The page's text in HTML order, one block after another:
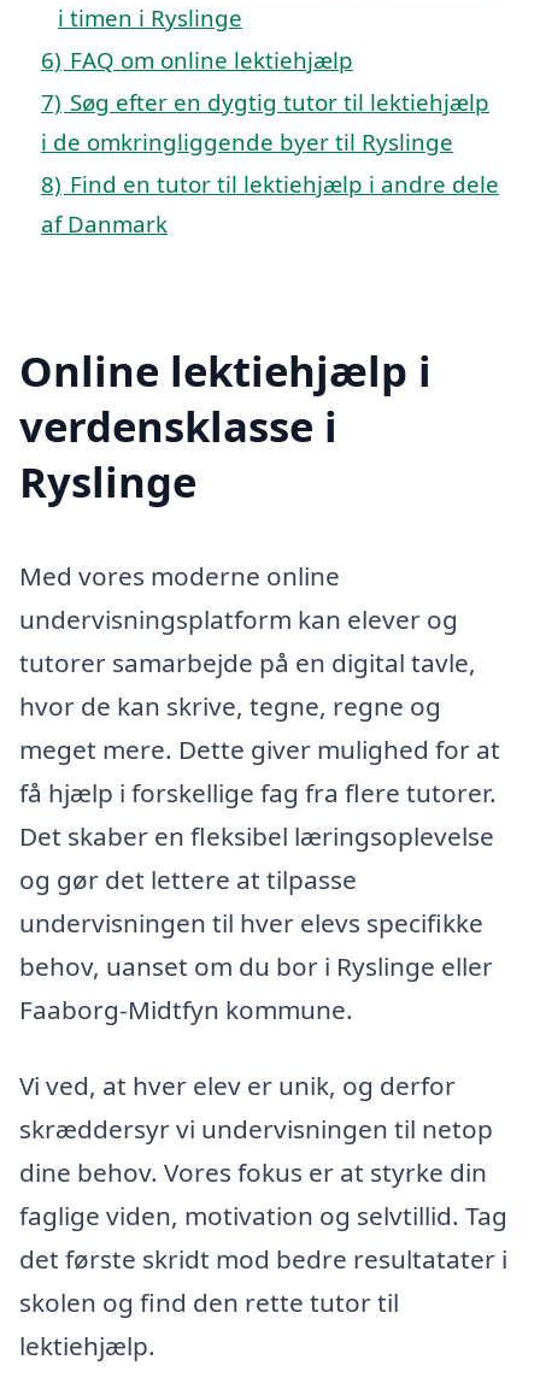
i timen i Ryslinge
6) FAQ om online lektiehjælp
7) Søg efter en dygtig tutor til lektiehjælp
i de omkringliggende byer til Ryslinge
8) Find en tutor til lektiehjælp i andre dele
af Danmark
Online lektiehjælp i
verdensklasse i
Ryslinge
Med vores moderne online
undervisningsplatform kan elever og
tutorer samarbejde på en digital tavle,
hvor de kan skrive, tegne, regne og
meget mere. Dette giver mulighed for at
få hjælp i forskellige fag fra flere tutorer.
Det skaber en fleksibel læringsoplevelse
og gør det lettere at tilpasse
undervisningen til hver elevs specifikke
behov, uanset om du bor i Ryslinge eller
Faaborg-Midtfyn kommune.
Vi ved, at hver elev er unik, og derfor
skræddersyr vi undervisningen til netop
dine behov. Vores fokus er at styrke din
faglige viden, motivation og selvtillid. Tag
det første skridt mod bedre resultatater i
skolen og find den rette tutor til
lektiehjælp.